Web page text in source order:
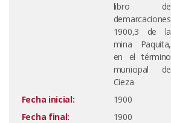
libro de
demarcaciones
1900,3 de la
mina Paquita,
en el término
municipal de
Cieza
Fecha inicial:
1900
Fecha final:
1900